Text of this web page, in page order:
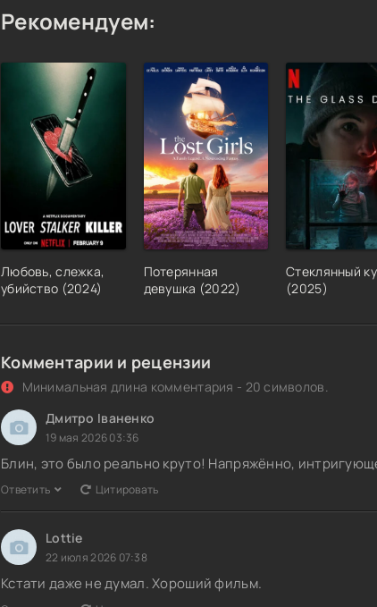
Рекомендуем:
Любовь, слежка,
убийство (2024)
Потерянная
девушка (2022)
Стеклянный
(2025)
Комментарии и рецензии
Минимальная длина комментария - 20 символов.
Дмитро Іваненко
19 мая 2026 03:36
Блин, это было реально круто! Напряжённо,
Ответить Цитировать
Lottie
22 июля 2026 07:38
Кстати даже не думал. Хороший фильм.